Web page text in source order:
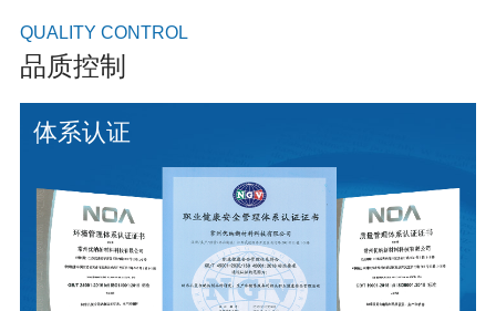
QUALITY CONTROL
品质控制
体系认证